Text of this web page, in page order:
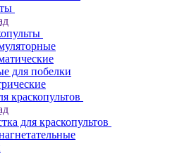
для побелки
краскопультов
для краскопультов